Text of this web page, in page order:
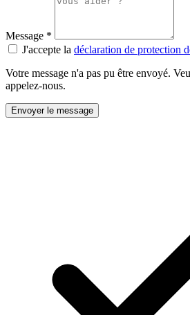
Message *
J'accepte la déclaration de protection
Votre message n'a pas pu être envoyé.
appelez-nous.
Envoyer le message